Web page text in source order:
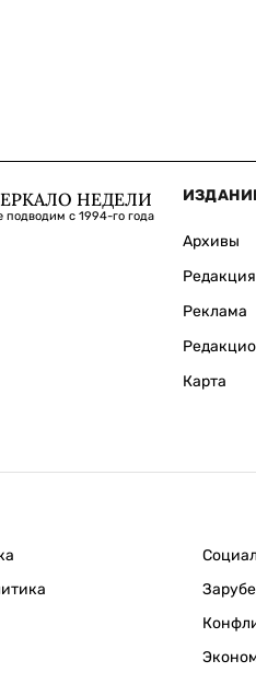
НЕДЕЛИ
подводим с 1994-го года
Архивы
Редакция
Реклама
Карта